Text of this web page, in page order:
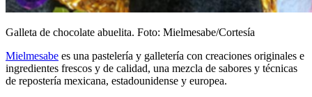
Galleta de chocolate abuelita. Foto: Mielmesabe/Cortesía
Mielmesabe es una pastelería y galletería con creaciones originales e
ingredientes frescos y de calidad, una mezcla de sabores y técnicas
de repostería mexicana, estadounidense y europea.